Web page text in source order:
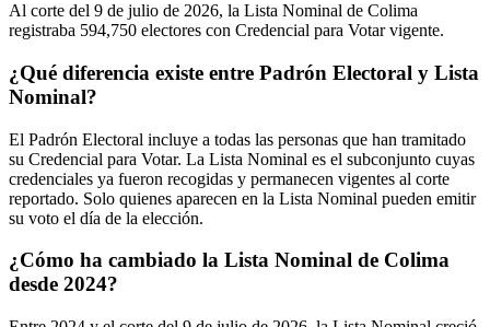
Al corte del 9 de julio de 2026, la Lista Nominal de Colima
registraba 594,750 electores con Credencial para Votar vigente.
¿Qué diferencia existe entre Padrón Electoral y Lista
Nominal?
El Padrón Electoral incluye a todas las personas que han tramitado
su Credencial para Votar. La Lista Nominal es el subconjunto cuyas
credenciales ya fueron recogidas y permanecen vigentes al corte
reportado. Solo quienes aparecen en la Lista Nominal pueden emitir
su voto el día de la elección.
¿Cómo ha cambiado la Lista Nominal de Colima
desde 2024?